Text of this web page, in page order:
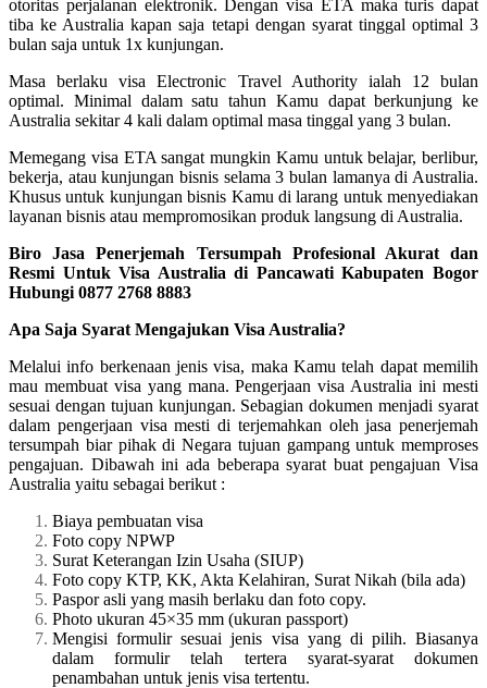
otoritas perjalanan elektronik. Dengan visa ETA maka turis dapat
tiba ke Australia kapan saja tetapi dengan syarat tinggal optimal 3
bulan saja untuk 1x kunjungan.
Masa berlaku visa Electronic Travel Authority ialah 12 bulan
optimal. Minimal dalam satu tahun Kamu dapat berkunjung ke
Australia sekitar 4 kali dalam optimal masa tinggal yang 3 bulan.
Memegang visa ETA sangat mungkin Kamu untuk belajar, berlibur,
bekerja, atau kunjungan bisnis selama 3 bulan lamanya di Australia.
Khusus untuk kunjungan bisnis Kamu di larang untuk menyediakan
layanan bisnis atau mempromosikan produk langsung di Australia.
Biro Jasa Penerjemah Tersumpah Profesional Akurat dan
Resmi Untuk Visa Australia di Pancawati Kabupaten Bogor
Hubungi 0877 2768 8883
Apa Saja Syarat Mengajukan Visa Australia?
Melalui info berkenaan jenis visa, maka Kamu telah dapat memilih
mau membuat visa yang mana. Pengerjaan visa Australia ini mesti
sesuai dengan tujuan kunjungan. Sebagian dokumen menjadi syarat
dalam pengerjaan visa mesti di terjemahkan oleh jasa penerjemah
tersumpah biar pihak di Negara tujuan gampang untuk memproses
pengajuan. Dibawah ini ada beberapa syarat buat pengajuan Visa
Australia yaitu sebagai berikut :
Biaya pembuatan visa
Foto copy NPWP
Surat Keterangan Izin Usaha (SIUP)
Foto copy KTP, KK, Akta Kelahiran, Surat Nikah (bila ada)
Paspor asli yang masih berlaku dan foto copy.
Photo ukuran 45×35 mm (ukuran passport)
Mengisi formulir sesuai jenis visa yang di pilih. Biasanya
dalam formulir telah tertera syarat-syarat dokumen
penambahan untuk jenis visa tertentu.